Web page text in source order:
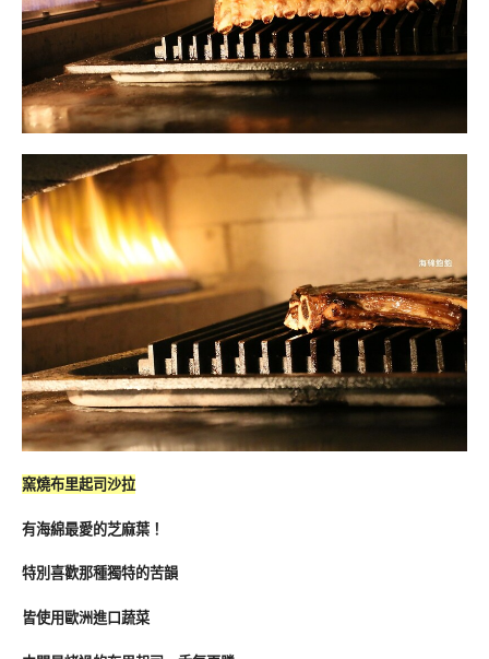
窯燒布里起司沙拉
有海綿最愛的芝麻葉！
特別喜歡那種獨特的苦韻
皆使用歐洲進口蔬菜